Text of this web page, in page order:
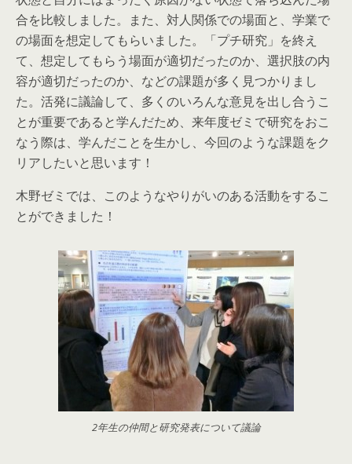
合を比較しました。また、対人関係での場面と、学業で
の場面を想定してもらいました。「プチ研究」を終え
て、想定してもらう場面が適切だったのか、選択肢の内
容が適切だったのか、などの課題が多く見つかりまし
た。活発に議論して、多くのいろんな意見を出し合うこ
とが重要であると学んだため、来年度ゼミで研究をおこ
なう際は、学んだことを生かし、今回のような課題をク
リアしたいと思います！
木野ゼミでは、このようなやりがいのある活動をするこ
とができました！
2年生の仲間と研究発表について議論